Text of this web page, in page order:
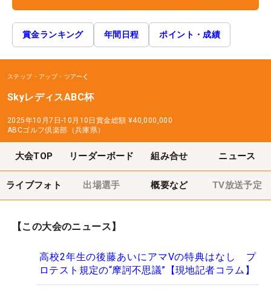
賞金ランキング 年間日程 ポイント・成績
ステップ・アップ・ツアー
SkyレディスABC杯
2025年10月7日-10月10日 賞金総額 ¥40,000,000
ABCゴルフ倶楽部（兵庫県）
大会TOP リーダーボード 組み合せ ニュース
ライブフォト 出場選手 概要など TV放送予定
【この大会のニュース】
高校2年生の後藤あいにアマVの特典はなし プ
ロテスト規定の“摩訶不思議”【現地記者コラム】